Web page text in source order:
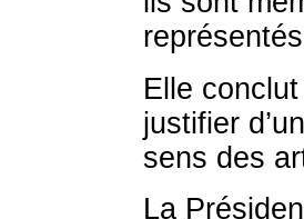
Elle
justifier
sens des
La